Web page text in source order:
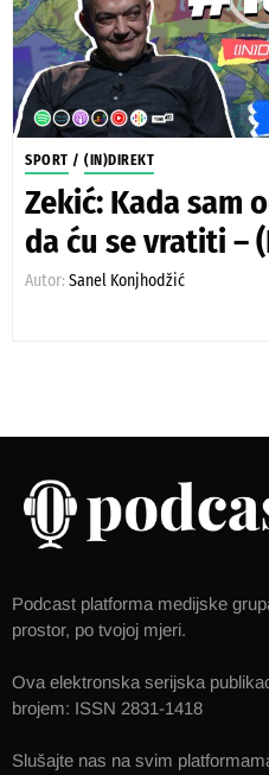
SPORT / (IN)DIREKT
Zekić: Kada sam
da ću se vratiti –
Autor: Sanel Konjhodžić
Podcast platforma medijske
prostor, po tvojoj mjeri.
Ova elektronska serijska
brojem: ISSN 2831-1418
Slušajte nas na svim